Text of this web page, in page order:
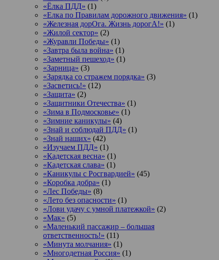
«Ёлка ПДД» (1)
«Елка по Правилам дорожного движения» (1)
«Железная дорОга. Жизнь дорогА!» (1)
«Жилой сектор» (2)
«Журавли Победы» (1)
«Завтра была война» (1)
«Заметный пешеход» (1)
«Зарница» (3)
«Зарядка со стражем порядка» (3)
«Засветись!» (12)
«Защита» (2)
«Защитники Отечества» (1)
«Зима в Подмосковье» (1)
«Зимние каникулы» (4)
«Знай и соблюдай ПДД» (1)
«Знай наших» (42)
«Изучаем ПДД» (1)
«Кадетская весна» (1)
«Кадетская слава» (1)
«Каникулы с Росгвардией» (45)
«Коробка добра» (1)
«Лес Победы» (8)
«Лето без опасности» (1)
«Лови удачу с умной платежкой» (2)
«Мак» (5)
«Маленький пассажир – большая
ответственность!» (11)
«Минута молчания» (1)
«Многодетная Россия» (1)